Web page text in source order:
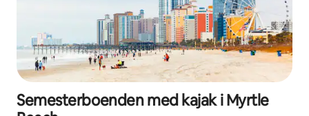
Semesterboenden med kajak i Myrtle